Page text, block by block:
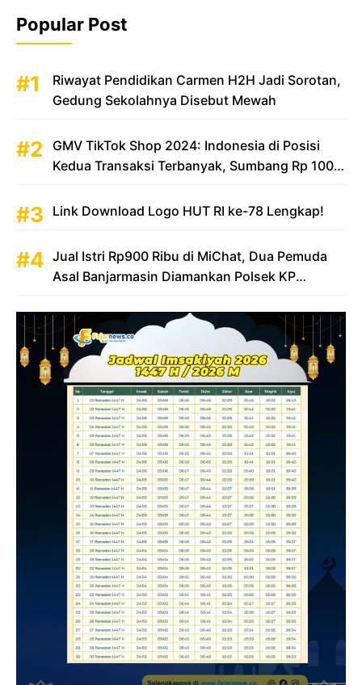
Popular Post
Riwayat Pendidikan Carmen H2H Jadi Sorotan,
Gedung Sekolahnya Disebut Mewah
GMV TikTok Shop 2024: Indonesia di Posisi
Kedua Transaksi Terbanyak, Sumbang Rp 100
Link Download Logo HUT RI ke-78 Lengkap!
Jual Istri Rp900 Ribu di MiChat, Dua Pemuda
Asal Banjarmasin Diamankan Polsek KP